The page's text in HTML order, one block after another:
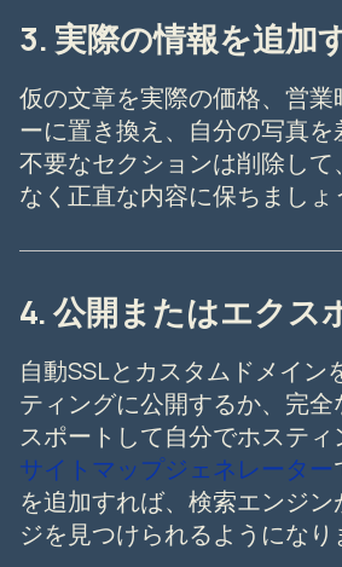
3. 実際の情報を追加
仮の文章を実際の価格、営業
ーに置き換え、自分の写真を
不要なセクションは削除し
なく正直な内容に保ちましょ
4. 公開またはエクス
自動SSLとカスタムドメイン
ティングに公開するか、完全
スポートして自分でホスティ
サイトマップジェネレーター
を追加すれば、検索エンジ
ジを見つけられるようになり